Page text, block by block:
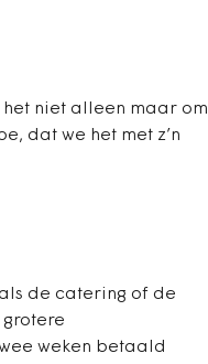
niet alleen maar om
dat we het met z’n
de catering of de
weken betaald